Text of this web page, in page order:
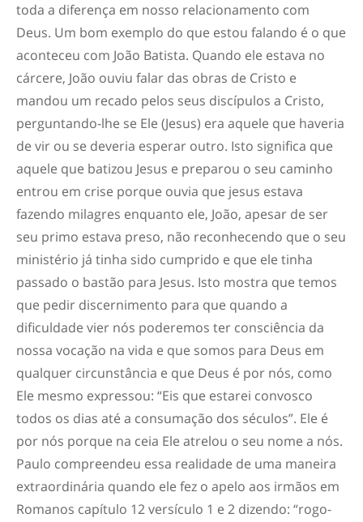
toda a diferença em nosso relacionamento com
Deus. Um bom exemplo do que estou falando é o que
aconteceu com João Batista. Quando ele estava no
cárcere, João ouviu falar das obras de Cristo e
mandou um recado pelos seus discípulos a Cristo,
perguntando-lhe se Ele (Jesus) era aquele que haveria
de vir ou se deveria esperar outro. Isto significa que
aquele que batizou Jesus e preparou o seu caminho
entrou em crise porque ouvia que jesus estava
fazendo milagres enquanto ele, João, apesar de ser
seu primo estava preso, não reconhecendo que o seu
ministério já tinha sido cumprido e que ele tinha
passado o bastão para Jesus. Isto mostra que temos
que pedir discernimento para que quando a
dificuldade vier nós poderemos ter consciência da
nossa vocação na vida e que somos para Deus em
qualquer circunstância e que Deus é por nós, como
Ele mesmo expressou: “Eis que estarei convosco
todos os dias até a consumação dos séculos”. Ele é
por nós porque na ceia Ele atrelou o seu nome a nós.
Paulo compreendeu essa realidade de uma maneira
extraordinária quando ele fez o apelo aos irmãos em
Romanos capítulo 12 versículo 1 e 2 dizendo: “rogo-